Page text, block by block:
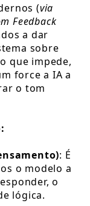
(via
Feedback
a dar
sobre
que impede,
force a IA a
o tom
: É
o modelo a
o
lógica.